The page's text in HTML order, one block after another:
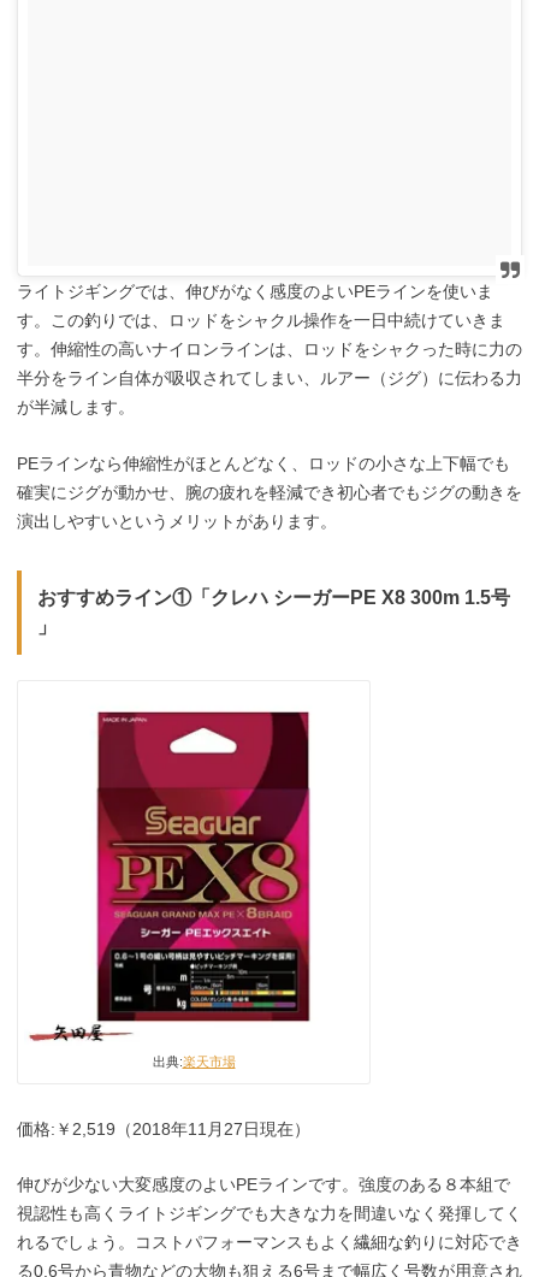
ライトジギングでは、伸びがなく感度のよいPEラインを使いま
す。この釣りでは、ロッドをシャクル操作を一日中続けていきま
す。伸縮性の高いナイロンラインは、ロッドをシャクった時に力の
半分をライン自体が吸収されてしまい、ルアー（ジグ）に伝わる力
が半減します。
PEラインなら伸縮性がほとんどなく、ロッドの小さな上下幅でも
確実にジグが動かせ、腕の疲れを軽減でき初心者でもジグの動きを
演出しやすいというメリットがあります。
おすすめライン①「クレハ シーガーPE X8 300m 1.5号
」
出典:楽天市場
価格:￥2,519（2018年11月27日現在）
伸びが少ない大変感度のよいPEラインです。強度のある８本組で
視認性も高くライトジギングでも大きな力を間違いなく発揮してく
れるでしょう。コストパフォーマンスもよく繊細な釣りに対応でき
る0.6号から青物などの大物も狙える6号まで幅広く号数が用意され